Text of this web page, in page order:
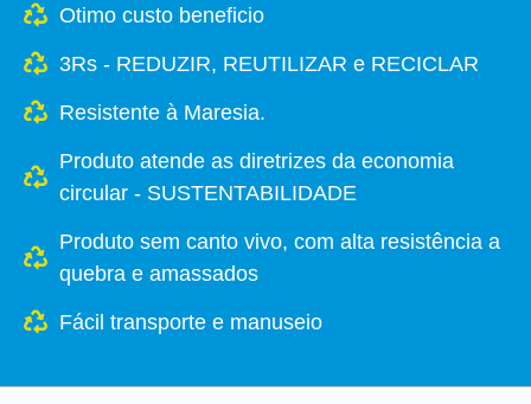
Otimo custo beneficio
3Rs - REDUZIR, REUTILIZAR e RECICLAR
Resistente à Maresia.
Produto atende as diretrizes da economia
circular - SUSTENTABILIDADE
Produto sem canto vivo, com alta resistência a
quebra e amassados
Fácil transporte e manuseio